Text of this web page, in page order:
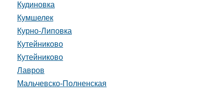
Кудиновка
Кумшелек
Курно-Липовка
Кутейниково
Кутейниково
Лавров
Мальчевско-Полненская